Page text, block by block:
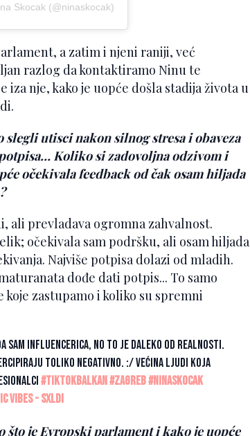
Skocak (@ninaskocak)
a zatim i njeni raniji, već
razlog da kontaktiramo Ninu te
iza nje, kako je uopće došla stadija života u
slegli utisci nakon silnog stresa i obaveza
Koliko si zadovoljna odzivom i
očekivala feedback od čak osam hiljada
ali prevladava ogromna zahvalnost.
očekivala sam podršku, ali osam hiljada
Najviše potpisa dolazi od mladih.
dođe dati potpis... To samo
zastupamo i koliko su spremni
sam influencerica, no to je daleko od realnosti.
toliko negativno. :/ Većina ljudi koja
#tiktokbalkan #zagreb#ninaskocak
Vibes - sxldi
je Evropski parlament i kako je uopće